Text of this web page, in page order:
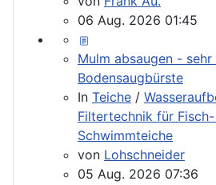
06 Aug. 2026 01:45
Mulm absaugen -
Bodensaugbürste
In Teiche /
Filtertechnik für
Schwimmteiche
von Lohschneider
05 Aug. 2026 07:36